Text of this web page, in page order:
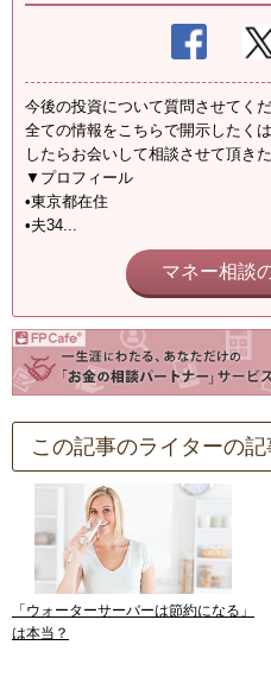
今後の投資について質問させてくだ
全ての情報をこちらで開示したく
したらお会いして相談させて頂きた
▼プロフィール
•東京都在住
•夫34...
マネー相談
この記事のライターの記
「ウォーターサーバーは節約になる」
は本当？